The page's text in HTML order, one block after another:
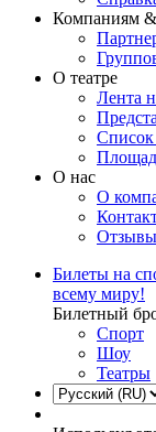
Компаниям
О театре
Лента
Список
О нас
О
Отзывы
Билеты на
всему миру!
Билетный
Спорт
Шоу
Театры